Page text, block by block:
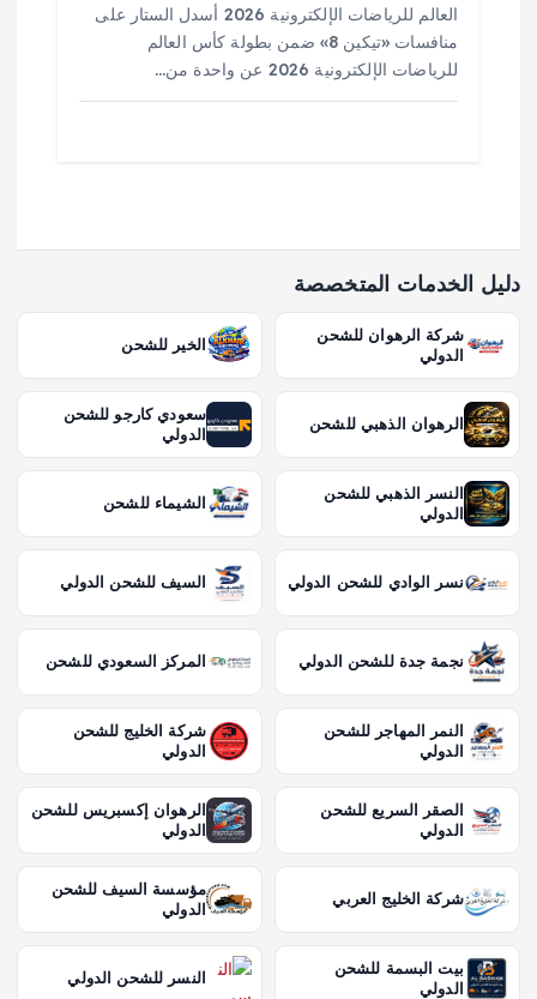
العالم للرياضات الإلكترونية 2026 أسدل الستار على
منافسات «تيكين 8» ضمن بطولة كأس العالم
للرياضات الإلكترونية 2026 عن واحدة من…
دليل الخدمات المتخصصة
شركة الرهوان للشحن
الدولي
الخير للشحن
الرهوان الذهبي للشحن
سعودي كارجو للشحن
الدولي
النسر الذهبي للشحن
الدولي
الشيماء للشحن
نسر الوادي للشحن الدولي السيف للشحن الدولي
نجمة جدة للشحن الدولي المركز السعودي للشحن
النمر المهاجر للشحن
الدولي
شركة الخليج للشحن
الدولي
الصقر السريع للشحن
الدولي
الرهوان إكسبريس للشحن
الدولي
شركة الخليج العربي
مؤسسة السيف للشحن
الدولي
بيت البسمة للشحن
الدولي
النسر للشحن الدولي